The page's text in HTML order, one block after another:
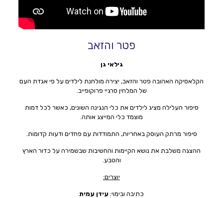
פטר והזאב
גילאי גן
הקלאסיקה האהובה פטר והזאב, יצירה מולחנת לילדים על פי אגדת העם
של המלחין סרגיי פרוקופייב.
סיפור העלילה מציג לילדים את כלי הנגינה השונים, כאשר לכל דמות
מוצמד כלי המייצג אותה.
סיפור מרתק העוסק באחריות, התמודדות עם פחדים ודעות קדומות.
ההצגה משלבת את נושא הקיימות והחשיבות שבשמירה על כדור הארץ
והטבע.
יוצרים:
כתיבה ובימוי: עידן עמית